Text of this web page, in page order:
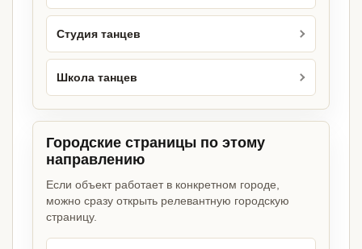
Студия танцев
Школа танцев
Городские страницы по этому
направлению
Если объект работает в конкретном городе,
можно сразу открыть релевантную городскую
страницу.